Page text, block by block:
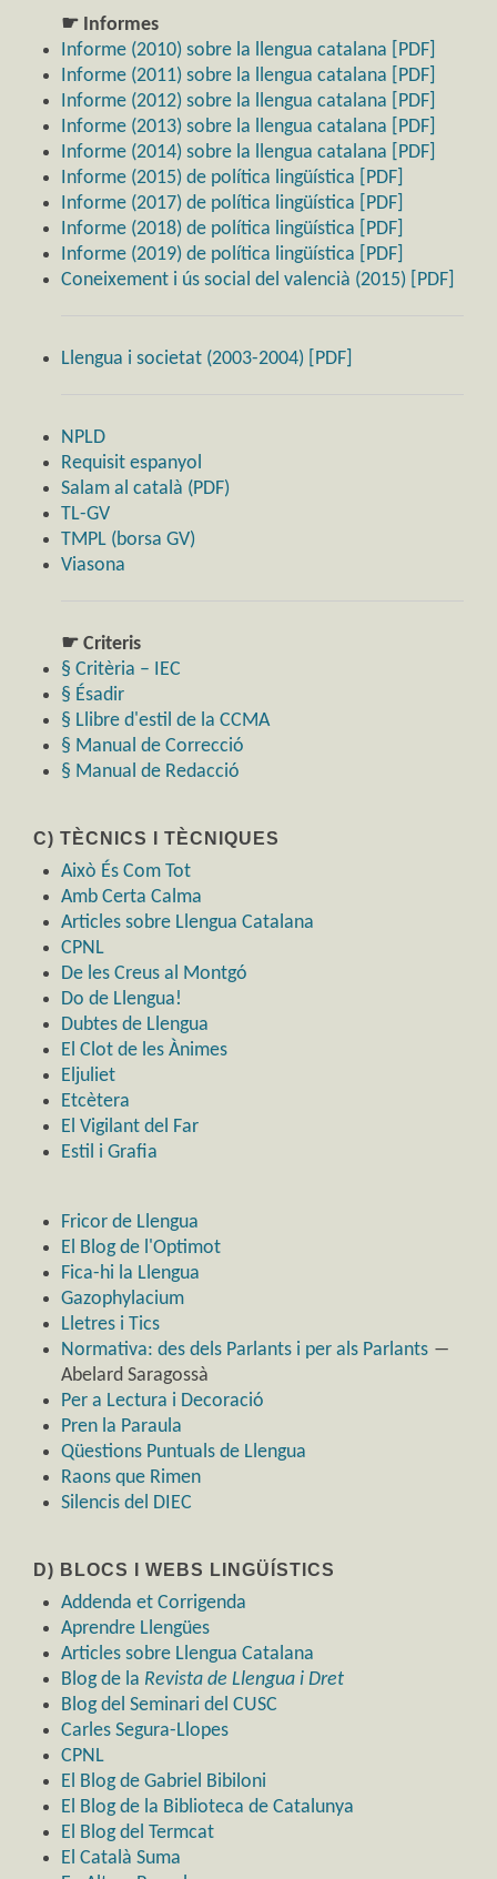
☛ Informes
Informe (2010) sobre la llengua catalana [PDF]
Informe (2011) sobre la llengua catalana [PDF]
Informe (2012) sobre la llengua catalana [PDF]
Informe (2013) sobre la llengua catalana [PDF]
Informe (2014) sobre la llengua catalana [PDF]
Informe (2015) de política lingüística [PDF]
Informe (2017) de política lingüística [PDF]
Informe (2018) de política lingüística [PDF]
Informe (2019) de política lingüística [PDF]
Coneixement i ús social del valencià (2015) [PDF]
Llengua i societat (2003-2004) [PDF]
NPLD
Requisit espanyol
Salam al català (PDF)
TL-GV
TMPL (borsa GV)
Viasona
☛ Criteris
§ Critèria – IEC
§ Ésadir
§ Llibre d'estil de la CCMA
§ Manual de Correcció
§ Manual de Redacció
C) TÈCNICS I TÈCNIQUES
Això És Com Tot
Amb Certa Calma
Articles sobre Llengua Catalana
CPNL
De les Creus al Montgó
Do de Llengua!
Dubtes de Llengua
El Clot de les Ànimes
Eljuliet
Etcètera
El Vigilant del Far
Estil i Grafia
Fricor de Llengua
El Blog de l'Optimot
Fica-hi la Llengua
Gazophylacium
Lletres i Tics
Normativa: des dels Parlants i per als Parlants ―
Abelard Saragossà
Per a Lectura i Decoració
Pren la Paraula
Qüestions Puntuals de Llengua
Raons que Rimen
Silencis del DIEC
D) BLOCS I WEBS LINGÜÍSTICS
Addenda et Corrigenda
Aprendre Llengües
Articles sobre Llengua Catalana
Blog de la Revista de Llengua i Dret
Blog del Seminari del CUSC
Carles Segura-Llopes
CPNL
El Blog de Gabriel Bibiloni
El Blog de la Biblioteca de Catalunya
El Blog del Termcat
El Català Suma